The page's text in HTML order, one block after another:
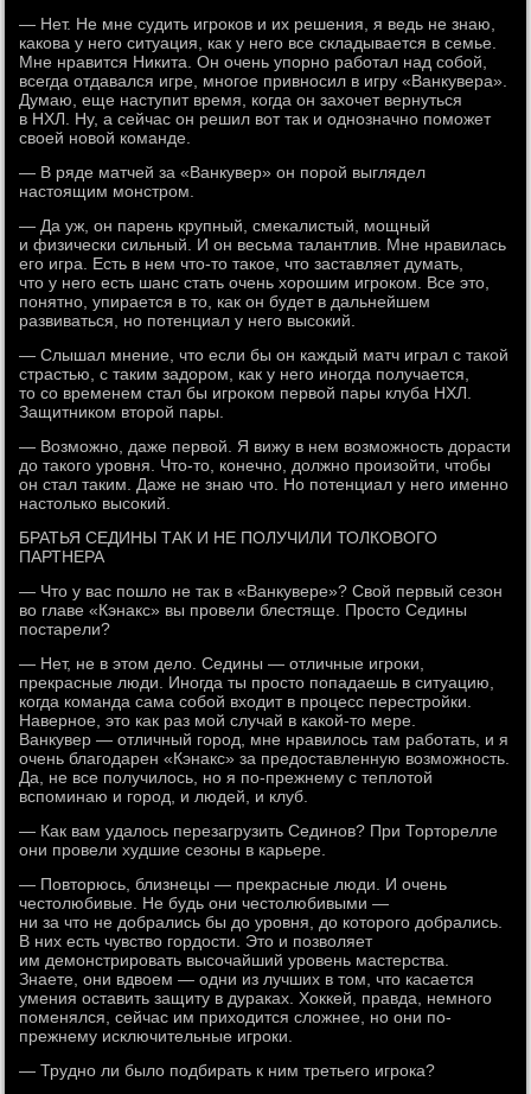
— Нет. Не мне судить игроков и их решения, я ведь не знаю,
какова у него ситуация, как у него все складывается в семье.
Мне нравится Никита. Он очень упорно работал над собой,
всегда отдавался игре, многое привносил в игру «Ванкувера».
Думаю, еще наступит время, когда он захочет вернуться
в НХЛ. Ну, а сейчас он решил вот так и однозначно поможет
своей новой команде.
— В ряде матчей за «Ванкувер» он порой выглядел
настоящим монстром.
— Да уж, он парень крупный, смекалистый, мощный
и физически сильный. И он весьма талантлив. Мне нравилась
его игра. Есть в нем что-то такое, что заставляет думать,
что у него есть шанс стать очень хорошим игроком. Все это,
понятно, упирается в то, как он будет в дальнейшем
развиваться, но потенциал у него высокий.
— Слышал мнение, что если бы он каждый матч играл с такой
страстью, с таким задором, как у него иногда получается,
то со временем стал бы игроком первой пары клуба НХЛ.
Защитником второй пары.
— Возможно, даже первой. Я вижу в нем возможность дорасти
до такого уровня. Что-то, конечно, должно произойти, чтобы
он стал таким. Даже не знаю что. Но потенциал у него именно
настолько высокий.
БРАТЬЯ СЕДИНЫ ТАК И НЕ ПОЛУЧИЛИ ТОЛКОВОГО
ПАРТНЕРА
— Что у вас пошло не так в «Ванкувере»? Свой первый сезон
во главе «Кэнакс» вы провели блестяще. Просто Седины
постарели?
— Нет, не в этом дело. Седины — отличные игроки,
прекрасные люди. Иногда ты просто попадаешь в ситуацию,
когда команда сама собой входит в процесс перестройки.
Наверное, это как раз мой случай в какой-то мере.
Ванкувер — отличный город, мне нравилось там работать, и я
очень благодарен «Кэнакс» за предоставленную возможность.
Да, не все получилось, но я по-прежнему с теплотой
вспоминаю и город, и людей, и клуб.
— Как вам удалось перезагрузить Сединов? При Торторелле
они провели худшие сезоны в карьере.
— Повторюсь, близнецы — прекрасные люди. И очень
честолюбивые. Не будь они честолюбивыми —
ни за что не добрались бы до уровня, до которого добрались.
В них есть чувство гордости. Это и позволяет
им демонстрировать высочайший уровень мастерства.
Знаете, они вдвоем — одни из лучших в том, что касается
умения оставить защиту в дураках. Хоккей, правда, немного
поменялся, сейчас им приходится сложнее, но они по-
прежнему исключительные игроки.
— Трудно ли было подбирать к ним третьего игрока?